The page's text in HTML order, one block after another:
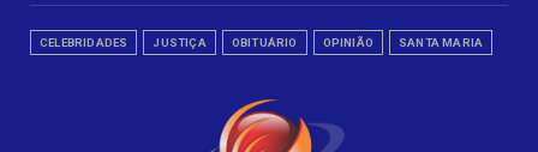
CELEBRIDADES JUSTIÇA OBITUÁRIO OPINIÃO SANTA MARIA